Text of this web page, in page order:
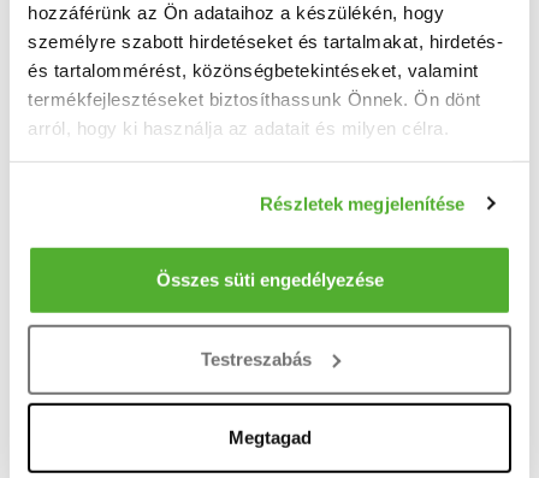
hozzáférünk az Ön adataihoz a készülékén, hogy
személyre szabott hirdetéseket és tartalmakat, hirdetés-
és tartalommérést, közönségbetekintéseket, valamint
termékfejlesztéseket biztosíthassunk Önnek. Ön dönt
arról, hogy ki használja az adatait és milyen célra.
Információgyűjtés az Ön földrajzi elhelyezkedéséről
pár méteres pontossággal
Az Ön készülékén beazonosítása annak konkrét
módjairól és adja meg preferenciáit a
pontban. Bármikor módosíthatja vagy visszavonhatja a
Sütinyilatkozathoz való hozzájárulását.
Részletek megjelenítése
Összes süti engedélyezése
Testreszabás
Megtagad
167 E Ft / hó 3 338 Ft/m2
Budapest, IX. kerület, Soroksári út 44.2ik
emelet, 10 felett - Kiadó iroda
50 m 10 felett